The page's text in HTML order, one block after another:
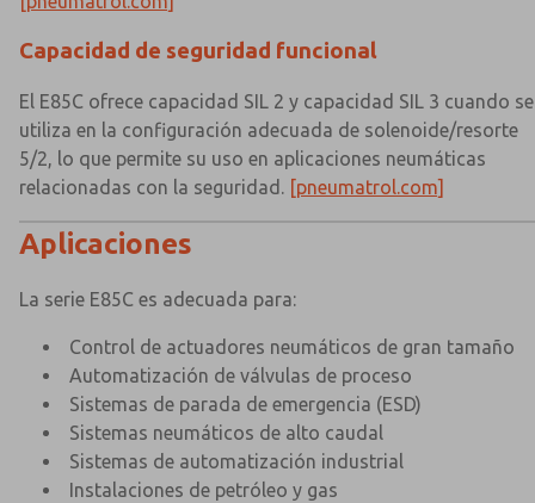
Capacidad de seguridad funcional
El E85C ofrece capacidad SIL 2 y capacidad SIL 3 cuando se
utiliza en la configuración adecuada de solenoide/resorte
5/2, lo que permite su uso en aplicaciones neumáticas
relacionadas con la seguridad. [pneumatrol.com]
Aplicaciones
La serie E85C es adecuada para:
Control de actuadores neumáticos de gran tamaño
Automatización de válvulas de proceso
Sistemas de parada de emergencia (ESD)
Sistemas neumáticos de alto caudal
Sistemas de automatización industrial
Instalaciones de petróleo y gas